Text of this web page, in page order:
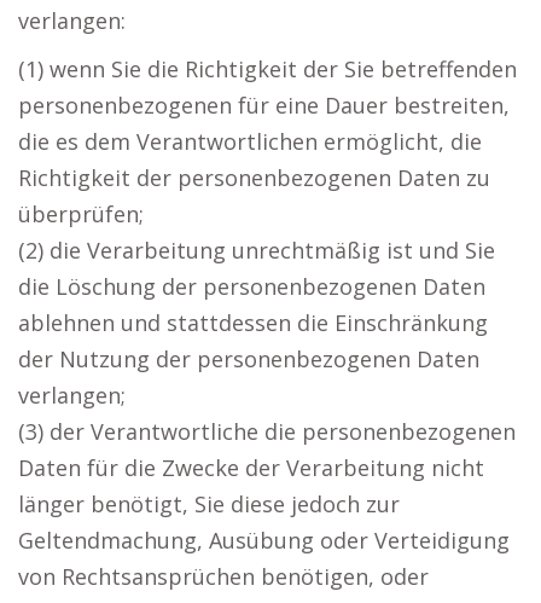
verlangen:
(1) wenn Sie die Richtigkeit der Sie betreffenden
personenbezogenen für eine Dauer bestreiten,
die es dem Verantwortlichen ermöglicht, die
Richtigkeit der personenbezogenen Daten zu
überprüfen;
(2) die Verarbeitung unrechtmäßig ist und Sie
die Löschung der personenbezogenen Daten
ablehnen und stattdessen die Einschränkung
der Nutzung der personenbezogenen Daten
verlangen;
(3) der Verantwortliche die personenbezogenen
Daten für die Zwecke der Verarbeitung nicht
länger benötigt, Sie diese jedoch zur
Geltendmachung, Ausübung oder Verteidigung
von Rechtsansprüchen benötigen, oder